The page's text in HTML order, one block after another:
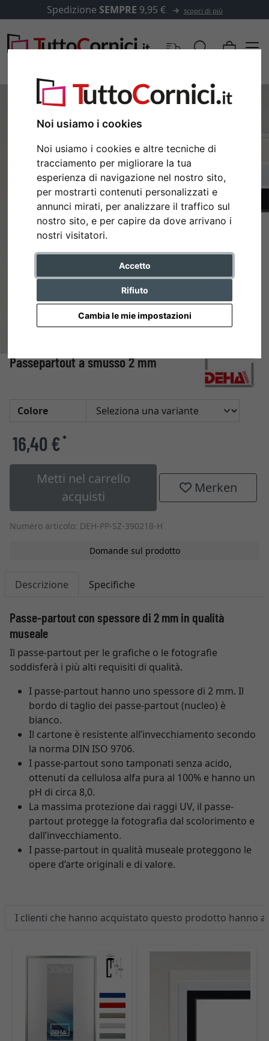
Noi usiamo i cookies
Noi usiamo i cookies e altre tecniche di
tracciamento per migliorare la tua
esperienza di navigazione nel nostro sito,
per mostrarti contenuti personalizzati e
annunci mirati, per analizzare il traffico sul
nostro sito, e per capire da dove arrivano i
nostri visitatori.
Accetto
Rifiuto
Cambia le mie impostazioni
Spedizione SEMPRE 9,95 € scopri di più
Passepartout a smusso 2 mm
Colore
16,40 €*
Metti nel carrello
acquisti
Merken
Numero articolo: DEH-PP-SZ-390218-H
Domande sul prodotto
Descrizione Specifiche
Passe-partout con spessore di 2 mm in qualità
museale
Il passe-partout per le grafiche o le fotografie
soddisferà i più alti requisiti di qualità.
I passe-partout hanno uno spessore di 2 mm. Il
bordo di taglio dei passe-partout (nucleo) è
bianco.
Il cartone è resistente all’invecchiamento secondo
la norma DIN ISO 9706.
I passe-partout sono tamponati senza acido,
ottenuti da cellulosa alfa pura al 100% e hanno un
pH di circa 8,0.
La massima protezione dai raggi UV, il passe-
partout protegge la fotografia dal scolorimento e
dall’invecchiamento.
I passe-partout in qualità museale proteggono le
opere d’arte originali e di valore.
I clienti che hanno acquistato questo prodotto hanno